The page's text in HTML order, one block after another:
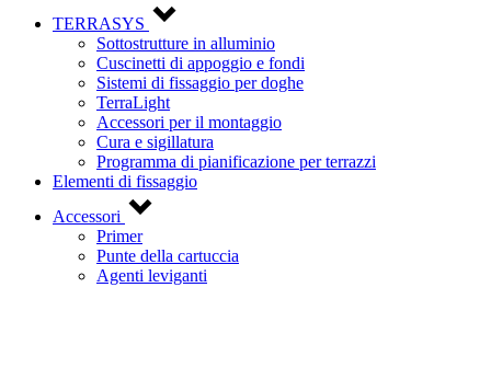
TERRASYS
Sottostrutture in alluminio
Cuscinetti di appoggio e fondi
Sistemi di fissaggio per doghe
TerraLight
Accessori per il montaggio
Cura e sigillatura
Programma di pianificazione per terrazzi
Elementi di fissaggio
Accessori
Primer
Punte della cartuccia
Agenti leviganti